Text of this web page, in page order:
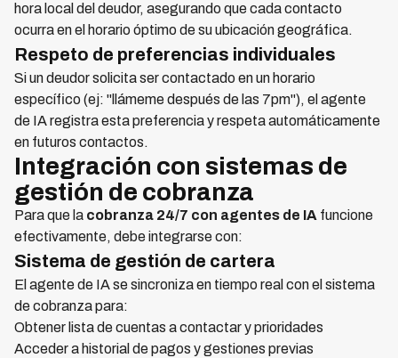
hora local del deudor, asegurando que cada contacto
ocurra en el horario óptimo de su ubicación geográfica.
Respeto de preferencias individuales
Si un deudor solicita ser contactado en un horario
específico (ej: "llámeme después de las 7pm"), el agente
de IA registra esta preferencia y respeta automáticamente
en futuros contactos.
Integración con sistemas de
gestión de cobranza
Para que la cobranza 24/7 con agentes de IA funcione
efectivamente, debe integrarse con:
Sistema de gestión de cartera
El agente de IA se sincroniza en tiempo real con el sistema
de cobranza para:
Obtener lista de cuentas a contactar y prioridades
Acceder a historial de pagos y gestiones previas